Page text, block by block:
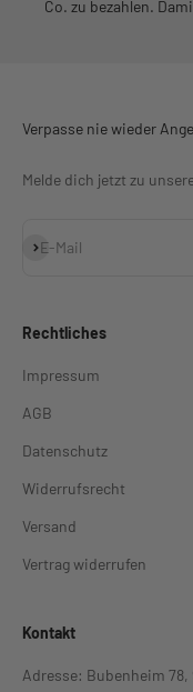
Co. zu bezahlen.
Verpasse nie wieder
Melde dich jetzt zu
E-Mail
Abonnieren
Rechtliches
Impressum
AGB
Datenschutz
Widerrufsrecht
Versand
Vertrag widerrufen
Kontakt
Adresse: Bubenheim 78,